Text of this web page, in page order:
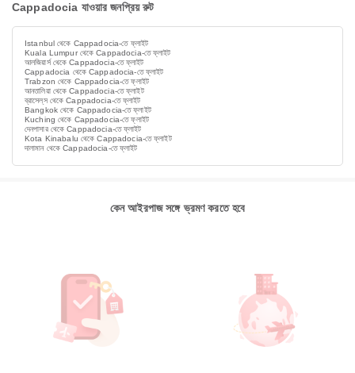
Cappadocia যাওয়ার জনপ্রিয় রুট
Istanbul থেকে Cappadocia-তে ফ্লাইট
Kuala Lumpur থেকে Cappadocia-তে ফ্লাইট
আলজিয়ার্স থেকে Cappadocia-তে ফ্লাইট
Cappadocia থেকে Cappadocia-তে ফ্লাইট
Trabzon থেকে Cappadocia-তে ফ্লাইট
আনতালিয়া থেকে Cappadocia-তে ফ্লাইট
ব্রাসেল্‌স থেকে Cappadocia-তে ফ্লাইট
Bangkok থেকে Cappadocia-তে ফ্লাইট
Kuching থেকে Cappadocia-তে ফ্লাইট
দেনপাসার থেকে Cappadocia-তে ফ্লাইট
Kota Kinabalu থেকে Cappadocia-তে ফ্লাইট
দালামান থেকে Cappadocia-তে ফ্লাইট
কেন আইরপাজ সঙ্গে ভ্রমণ করতে হবে